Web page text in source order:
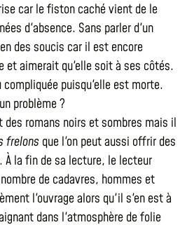
car le fiston caché vient de le
d'absence. Sans parler d'un
des soucis car il est encore
et aimerait qu'elle soit à ses côtés.
puisqu'elle est morte.
problème ?
des romans noirs et sombres mais il
frelonsque l'on peut aussi offrir des
À la fin de sa lecture, le lecteur
de cadavres, hommes et
l'ouvrage alors qu'il s'en est à
dans l'atmosphère de folie